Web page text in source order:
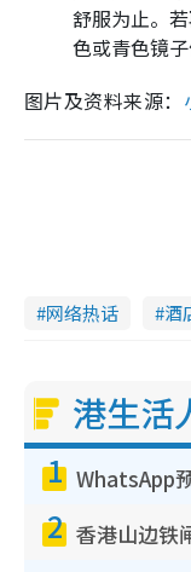
舒服为止。
色或青色镜子
图片及资料来源：
网络热话 酒
港生活
1
2